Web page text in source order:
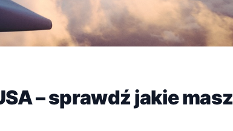
– sprawdź jakie masz